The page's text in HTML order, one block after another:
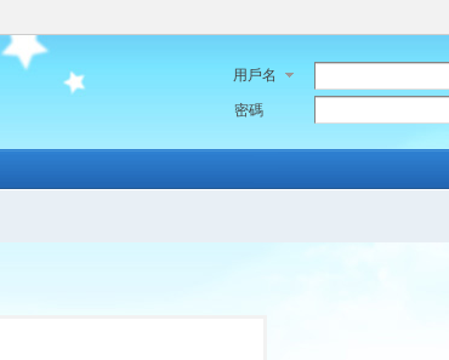
用戶名
密碼